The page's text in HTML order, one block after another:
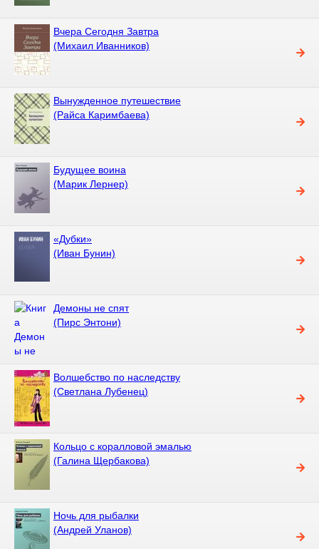
Вчера Сегодня Завтра
(Михаил Иванников)
Вынужденное путешествие
(Райса Каримбаева)
Будущее воина
(Марик Лернер)
«Дубки»
(Иван Бунин)
Демоны не спят
(Пирс Энтони)
Волшебство по наследству
(Светлана Лубенец)
Кольцо с коралловой эмалью
(Галина Щербакова)
Ночь для рыбалки
(Андрей Уланов)